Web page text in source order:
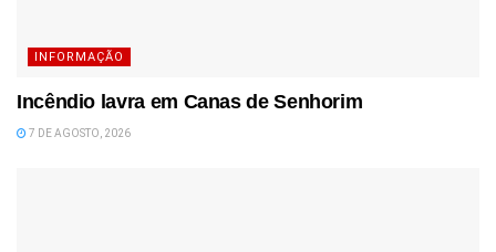
INFORMAÇÃO
Incêndio lavra em Canas de Senhorim
7 DE AGOSTO, 2026